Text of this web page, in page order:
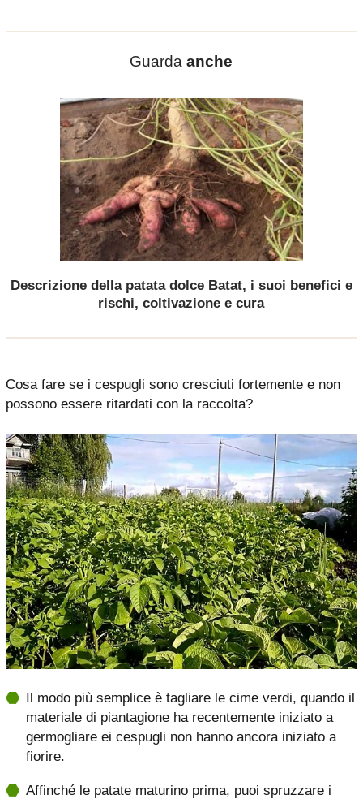
Guardaanche
Descrizione della patata dolce Batat, i suoi benefici e
rischi, coltivazione e cura
Cosa fare se i cespugli sono cresciuti fortemente e non
possono essere ritardati con la raccolta?
Il modo più semplice è tagliare le cime verdi, quando il
materiale di piantagione ha recentemente iniziato a
germogliare ei cespugli non hanno ancora iniziato a
fiorire.
Affinché le patate maturino prima, puoi spruzzare i